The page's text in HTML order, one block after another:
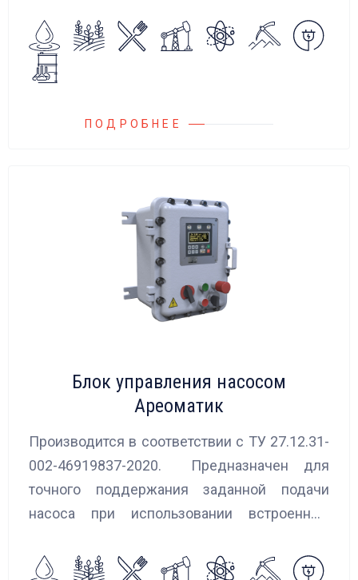
и суспензий. Фильтры устанавливаются
на всасывающих линиях дозировочных
насосных агрегатов и установок.
ПОДРОБНЕЕ
Блок управления насосом
Ареоматик
Производится в соответствии с ТУ 27.12.31-
002-46919837-2020. Предназначен для
точного поддержания заданной подачи
насоса при использовании встроенных
Блок управления Ареоматик совместим с